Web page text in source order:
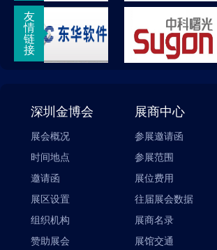
友
情
链
接
深圳金博会
展会概况
时间地点
邀请函
展区设置
组织机构
赞助展会
展商中心
参展邀请函
参展范围
展位费用
往届展会数据
展商名录
展馆交通